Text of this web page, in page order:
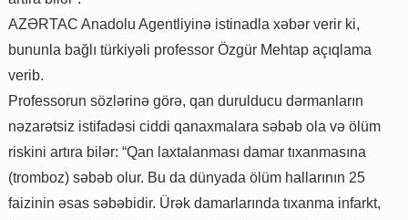
AZƏRTAC Anadolu Agentliyinə istinadla xəbər verir ki,
bununla bağlı türkiyəli professor Özgür Mehtap açıqlama
verib.
Professorun sözlərinə görə, qan durulducu dərmanların
nəzarətsiz istifadəsi ciddi qanaxmalara səbəb ola və ölüm
riskini artıra bilər: “Qan laxtalanması damar tıxanmasına
(tromboz) səbəb olur. Bu da dünyada ölüm hallarının 25
faizinin əsas səbəbidir. Ürək damarlarında tıxanma infarkt,